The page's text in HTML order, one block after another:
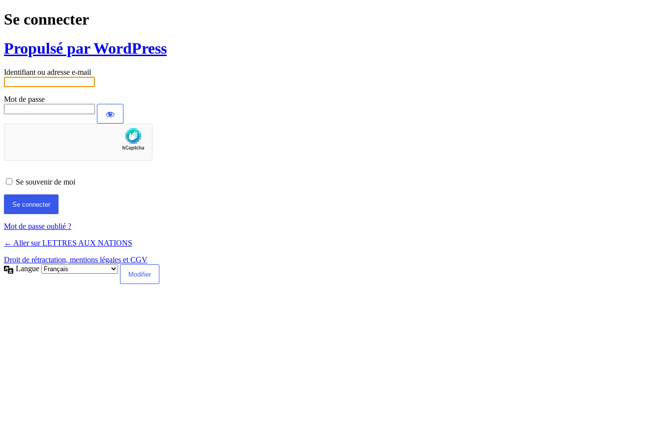
Se connecter
Propulsé par WordPress
Identifiant ou adresse e-mail
Mot de passe
Se souvenir de moi
Alternative:
Mot de passe oublié ?
← Aller sur LETTRES AUX NATIONS
Droit de rétractation, mentions légales et CGV
Langue